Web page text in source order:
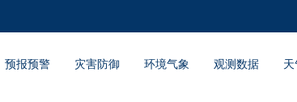
预报预警 灾害防御 环境气象 观测数据 天